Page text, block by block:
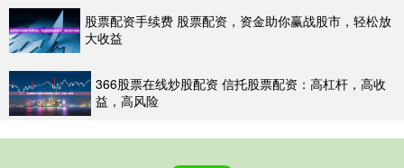
股票配资手续费 股票配资，资金助你赢战股市，轻松放
大收益
366股票在线炒股配资 信托股票配资：高杠杆，高收
益，高风险